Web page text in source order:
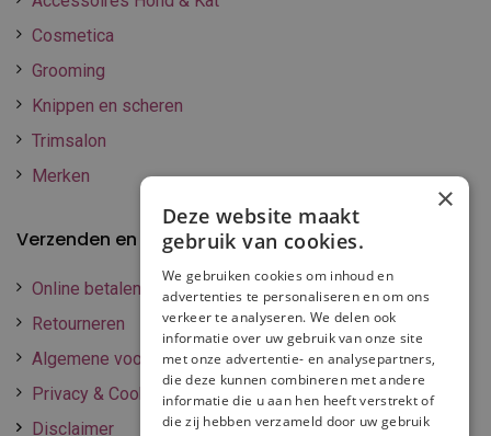
Cosmetica
Grooming
Knippen en scheren
Trimsalon
Merken
Verzenden en betalen
Online betalen
Retourneren
Algemene voorwaarden
Privacy & Cookie policy
Disclaimer
×
Deze website maakt
gebruik van cookies.
We gebruiken cookies om inhoud en
advertenties te personaliseren en om ons
verkeer te analyseren. We delen ook
informatie over uw gebruik van onze site
met onze advertentie- en analysepartners,
die deze kunnen combineren met andere
informatie die u aan hen heeft verstrekt of
die zij hebben verzameld door uw gebruik